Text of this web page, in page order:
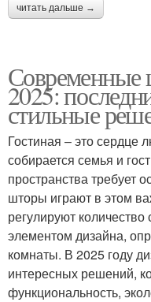
читать дальше →
Современные
2025:
стильные
Гостиная – это сердце
собирается семья и
пространства требует
шторы играют в этом
регулируют
элементом дизайна,
комнаты. В 2025 году
интересных решений,
функциональность,